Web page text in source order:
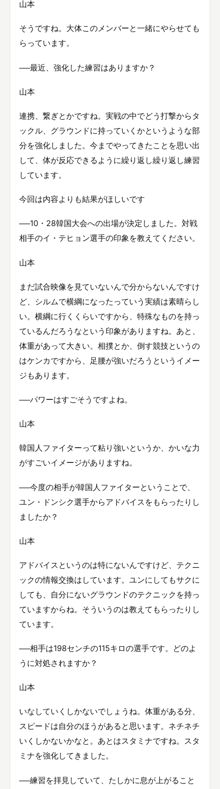
山本
そうですね。大体このメンバーと一緒にやらせても
らっています。
──最近、強化した練習はありますか？
山本
連携、繋ぎとかですね。実戦の中でどう打撃からタ
ックル、グラウンドに持っていくかというような部
分を強化しました。今までやってきたことを思い出
して、体が反応できるように繰り返し繰り返し練習
しています。
今回は内容よりも結果がほしいです
──10・28韓国大会への出場が決定しました。対戦
相手のイ・テヒョン選手の印象を教えてください。
山本
まだ試合映像を見ていないんで分からないんですけ
ど、シルムで横綱になったっていう実績は素晴らし
い。横綱に行くくらいですから、特殊なものを持っ
ているんだろうなという印象がありますね。あと、
体重があって大きい。相撲とか、倒す競技というの
はケンカですから、足腰が強いだろうというイメー
ジもあります。
──パワーはすごそうですよね。
山本
韓国人ファイターって粘り強いというか、かいな力
がすごいイメージがありますね。
──今度の相手が韓国人ファイターということで、
ユン・ドンシク選手からアドバイスをもらったりし
ましたか？
山本
アドバイスというのは特にないんですけど、テクニ
ックの情報交換はしています。ユンにしてもサクに
しても、自分にないグラウンドのテクニックを持っ
ていますからね。そういうのは教えてもらったりし
ています。
──相手は198センチの115キロの選手です。どのよ
うに対処されますか？
山本
いなしていくしかないでしょうね。体重がある分、
スピードは自分のほうがあると思います。ネチネチ
いくしかないかなと。あとはスタミナですね。スタ
ミナを強化してきました。
──練習を拝見していて、たしかに息が上がること